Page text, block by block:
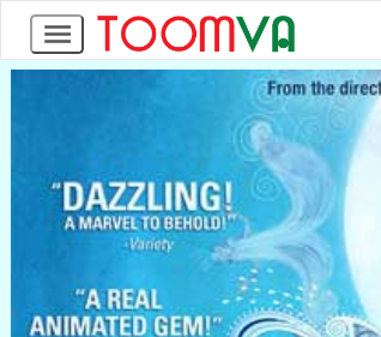
22